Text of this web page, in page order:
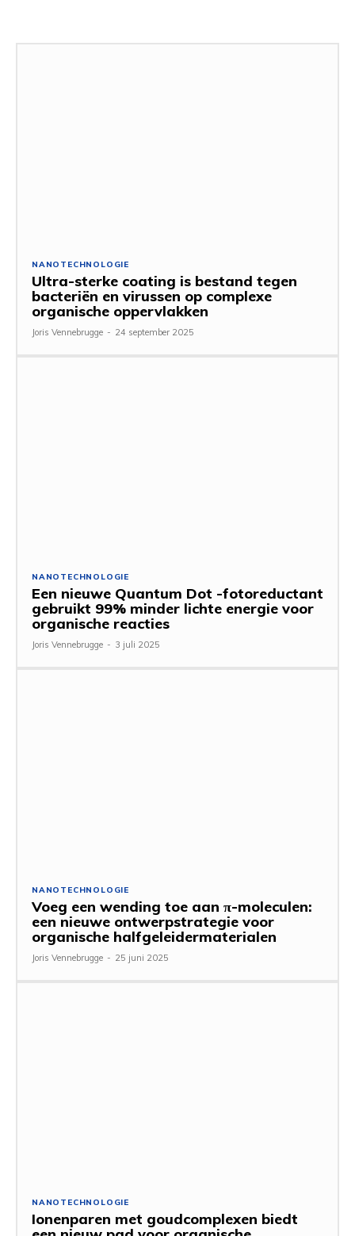
NANOTECHNOLOGIE
Ultra-sterke coating is bestand tegen
bacteriën en virussen op complexe
organische oppervlakken
Joris Vennebrugge - 24 september 2025
NANOTECHNOLOGIE
Een nieuwe Quantum Dot -fotoreductant
gebruikt 99% minder lichte energie voor
organische reacties
Joris Vennebrugge - 3 juli 2025
NANOTECHNOLOGIE
Voeg een wending toe aan π-moleculen:
een nieuwe ontwerpstrategie voor
organische halfgeleidermaterialen
Joris Vennebrugge - 25 juni 2025
NANOTECHNOLOGIE
Ionenparen met goudcomplexen biedt